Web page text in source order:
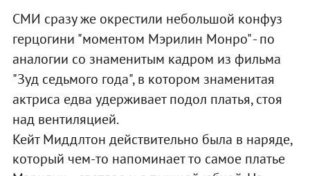
СМИ сразу же окрестили небольшой конфуз
герцогини "моментом Мэрилин Монро" - по
аналогии со знаменитым кадром из фильма
"Зуд седьмого года", в котором знаменитая
актриса едва удерживает подол платья, стоя
над вентиляцией.
Кейт Миддлтон действительно была в наряде,
который чем-то напоминает то самое платье